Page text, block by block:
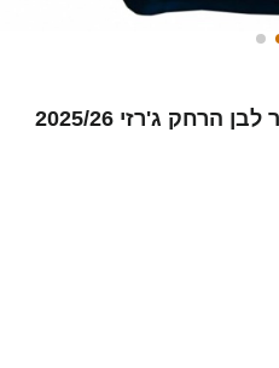
ילדים פביאן וסיג #18 שחור לבן הרחק ג'רזי 2025/26